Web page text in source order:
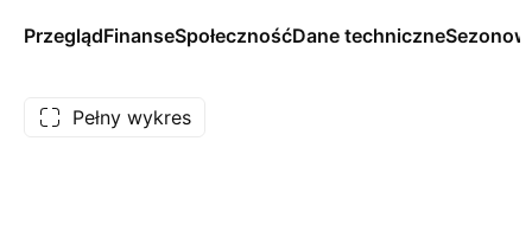
PrzeglądFinanseSpołecznośćDane techniczne
Pełny wykres